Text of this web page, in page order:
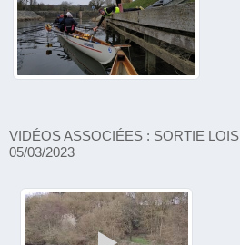
VIDÉOS ASSOCIÉES : SORTIE
05/03/2023